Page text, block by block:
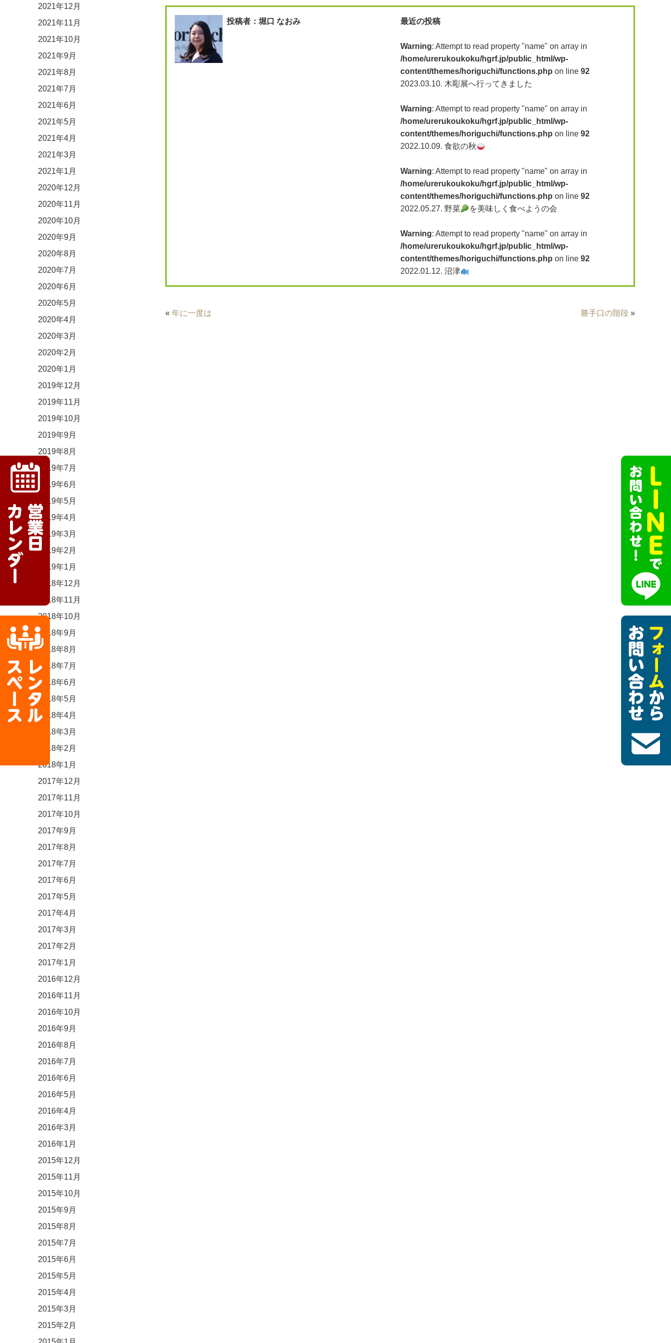
投稿者：堀口 なおみ 最近の投稿
Warning: Attempt to read property "name" on array in
/home/urerukoukoku/hgrf.jp/public_html/wp-
content/themes/horiguchi/functions.php on line 92
2023.03.10. 木彫展へ行ってきました
Warning: Attempt to read property "name" on array in
/home/urerukoukoku/hgrf.jp/public_html/wp-
content/themes/horiguchi/functions.php on line 92
2022.10.09. 食欲の秋
Warning: Attempt to read property "name" on array in
/home/urerukoukoku/hgrf.jp/public_html/wp-
content/themes/horiguchi/functions.php on line 92
2022.05.27. 野菜 を美味しく食べようの会
Warning: Attempt to read property "name" on array in
/home/urerukoukoku/hgrf.jp/public_html/wp-
content/themes/horiguchi/functions.php on line 92
2022.01.12. 沼津
«年に一度は 勝手口の階段 »
2021年12月
2021年11月
2021年10月
2021年9月
2021年8月
2021年7月
2021年6月
2021年5月
2021年4月
2021年3月
2021年1月
2020年12月
2020年11月
2020年10月
2020年9月
2020年8月
2020年7月
2020年6月
2020年5月
2020年4月
2020年3月
2020年2月
2020年1月
2019年12月
2019年11月
2019年10月
2019年9月
2019年8月
2019年7月
2019年6月
2019年5月
2019年4月
2019年3月
2019年2月
2019年1月
2018年12月
2018年11月
2018年10月
2018年9月
2018年8月
2018年7月
2018年6月
2018年5月
2018年4月
2018年3月
2018年2月
2018年1月
2017年12月
2017年11月
2017年10月
2017年9月
2017年8月
2017年7月
2017年6月
2017年5月
2017年4月
2017年3月
2017年2月
2017年1月
2016年12月
2016年11月
2016年10月
2016年9月
2016年8月
2016年7月
2016年6月
2016年5月
2016年4月
2016年3月
2016年1月
2015年12月
2015年11月
2015年10月
2015年9月
2015年8月
2015年7月
2015年6月
2015年5月
2015年4月
2015年3月
2015年2月